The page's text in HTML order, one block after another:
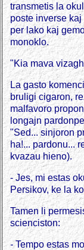
transmetis la
poste inverse
per lako kaj
monoklo.
"Kia mava
La gasto
bruligi cigaron,
malfavoro
longajn
"Sed... sinjoron
ha!... pardonu...
kvazau hieno).
- Jes, mi estas
Persikov, ke la
Tamen li
scienciston:
-Tempo estas